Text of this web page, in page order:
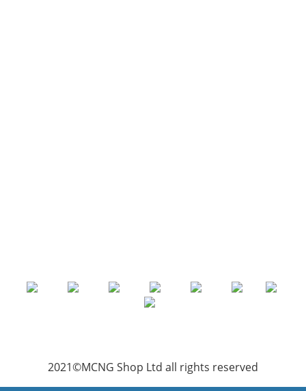
2021©MCNG Shop Ltd all rights reserved